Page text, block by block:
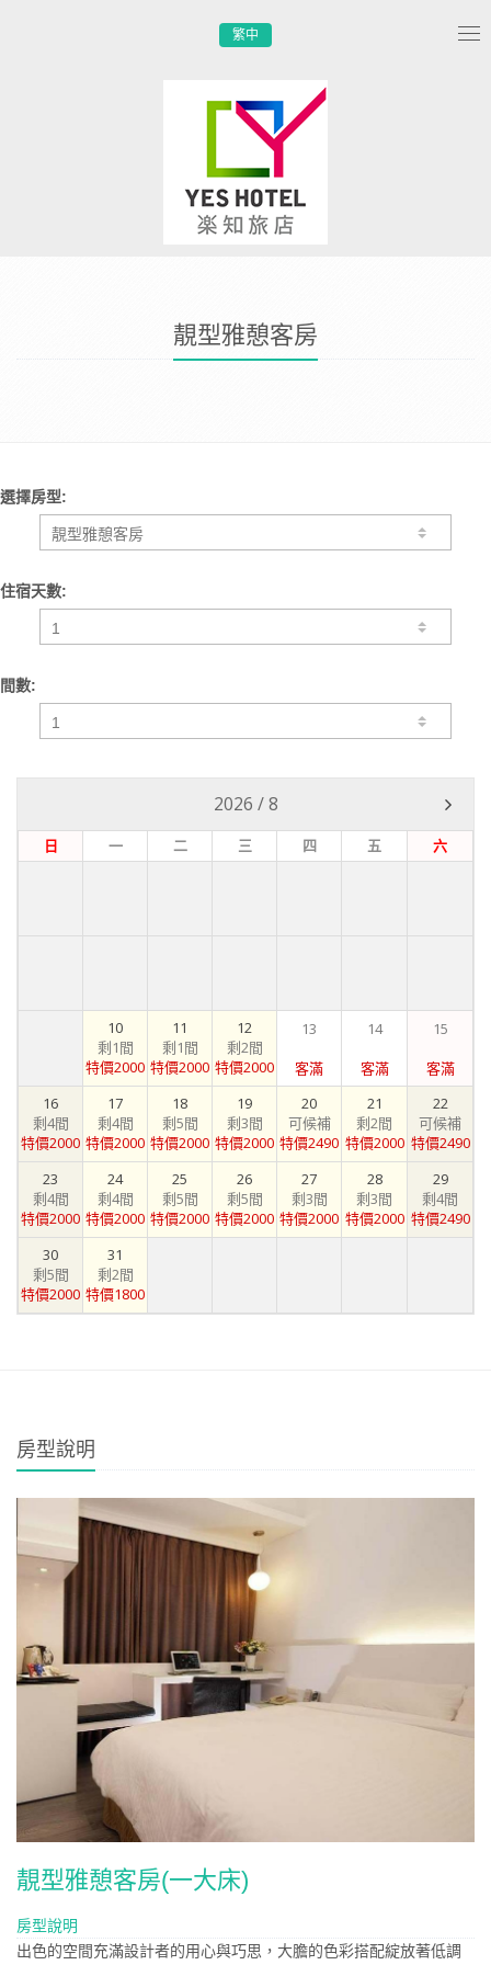
繁中
靚型雅憩客房
選擇房型:
住宿天數:
間數:
2026 /8
日 一 二 三 四 五 六
10
剩1間
特價2000
11
剩1間
特價2000
12
剩2間
特價2000
13
客滿
14
客滿
15
客滿
16
剩4間
特價2000
17
剩4間
特價2000
18
剩5間
特價2000
19
剩3間
特價2000
20
可候補
特價2490
21
剩2間
特價2000
22
可候補
特價2490
23
剩4間
特價2000
24
剩4間
特價2000
25
剩5間
特價2000
26
剩5間
特價2000
27
剩3間
特價2000
28
剩3間
特價2000
29
剩4間
特價2490
30
剩5間
特價2000
31
剩2間
特價1800
房型說明
靚型雅憩客房(一大床)
房型說明
出色的空間充滿設計者的用心與巧思，大膽的色彩搭配綻放著低調